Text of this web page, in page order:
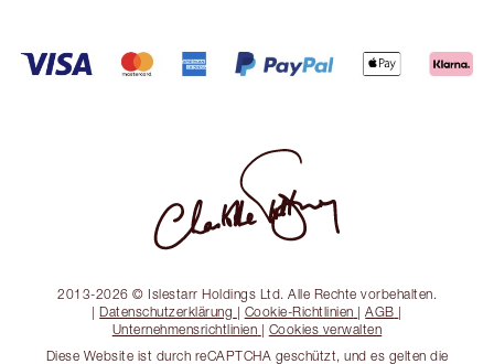
2013-2026 © Islestarr Holdings Ltd. Alle Rechte vorbehalten.
| Datenschutzerklärung | Cookie-Richtlinien |AGB |
Unternehmensrichtlinien | Cookies verwalten
Diese Website ist durch reCAPTCHA geschützt, und es gelten die